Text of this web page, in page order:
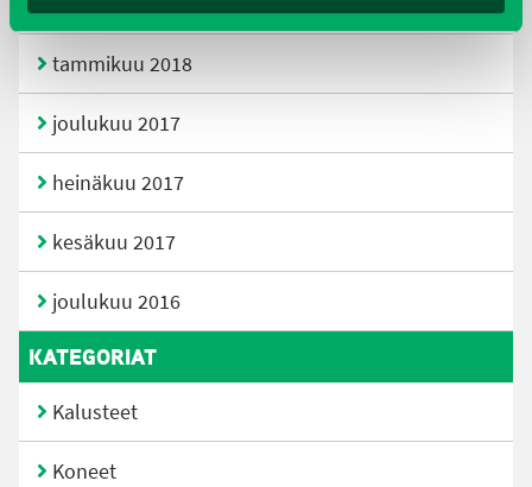
tammikuu 2018
joulukuu 2017
heinäkuu 2017
kesäkuu 2017
joulukuu 2016
KATEGORIAT
Kalusteet
Koneet